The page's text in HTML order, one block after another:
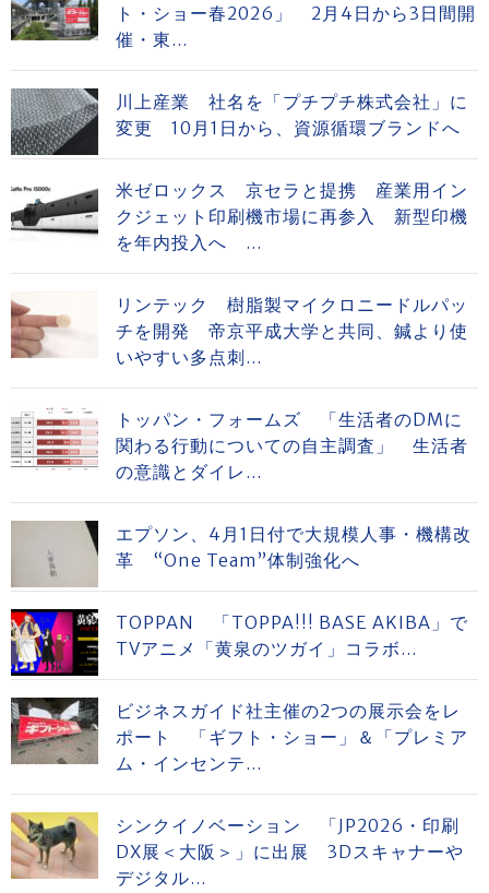
ト・ショー春2026」 2月4日から3日間開
催・東...
川上産業 社名を「プチプチ株式会社」に
変更 10月1日から、資源循環ブランドへ
米ゼロックス 京セラと提携 産業用イン
クジェット印刷機市場に再参入 新型印機
を年内投入へ ...
リンテック 樹脂製マイクロニードルパッ
チを開発 帝京平成大学と共同、鍼より使
いやすい多点刺...
トッパン・フォームズ 「生活者のDMに
関わる行動についての自主調査」 生活者
の意識とダイレ...
エプソン、4月1日付で大規模人事・機構改
革 “One Team”体制強化へ
TOPPAN 「TOPPA!!! BASE AKIBA」で
TVアニメ「黄泉のツガイ」コラボ...
ビジネスガイド社主催の2つの展示会をレ
ポート 「ギフト・ショー」＆「プレミア
ム・インセンテ...
シンクイノベーション 「JP2026・印刷
DX展＜大阪＞」に出展 3Dスキャナーや
デジタル...